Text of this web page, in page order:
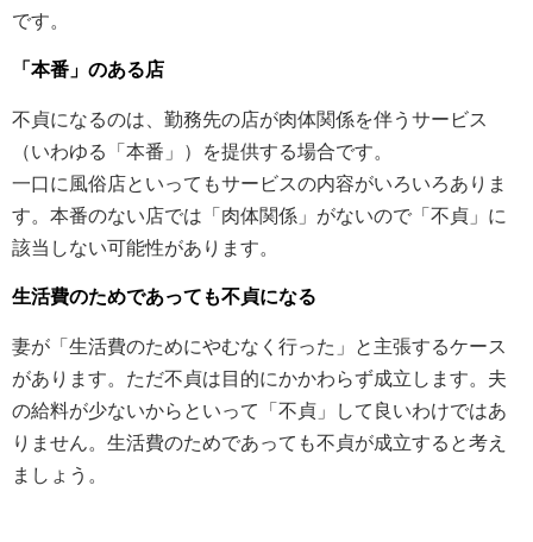
です。
「本番」のある店
不貞になるのは、勤務先の店が肉体関係を伴うサービス
（いわゆる「本番」）を提供する場合です。
一口に風俗店といってもサービスの内容がいろいろありま
す。本番のない店では「肉体関係」がないので「不貞」に
該当しない可能性があります。
生活費のためであっても不貞になる
妻が「生活費のためにやむなく行った」と主張するケース
があります。ただ不貞は目的にかかわらず成立します。夫
の給料が少ないからといって「不貞」して良いわけではあ
りません。生活費のためであっても不貞が成立すると考え
ましょう。